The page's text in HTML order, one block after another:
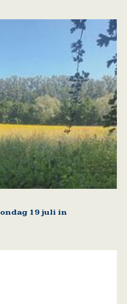
19 juli in